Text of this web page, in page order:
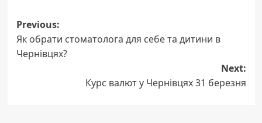
Post
navigation
Previous:
Як обрати стоматолога для себе та дитини в
Чернівцях?
Next:
Курс валют у Чернівцях 31 березня